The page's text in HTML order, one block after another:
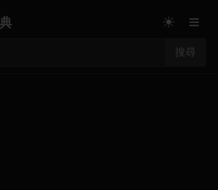
搜尋
☀ ≡